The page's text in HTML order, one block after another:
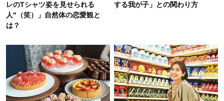
Fashion
ップス×パンツ」コーデ〈3選〉
Fashion 2026.6.26
初夏はこれさえあれば！40代は【淡色ワンピ】
で即涼しげ＆上品見え〈3選〉
レのTシャツ姿を見せられる
人"（笑）」自然体の恋愛観と
は？
する我が子」との関わり方